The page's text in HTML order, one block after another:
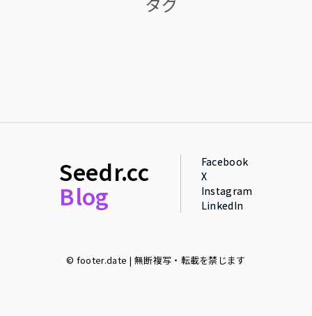
Seedr.cc
Blog
Facebook
X
Instagram
LinkedIn
© footer.date | 無断複写・転載を禁じます